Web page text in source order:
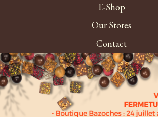
E-Shop
Our Stores
Contact